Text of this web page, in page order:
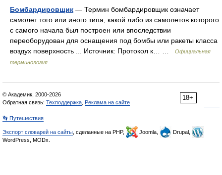
Бомбардировщик — Термин бомбардировщик означает
самолет того или иного типа, какой либо из самолетов которого
с самого начала был построен или впоследствии
переоборудован для оснащения под бомбы или ракеты класса
воздух поверхность ... Источник: Протокол к… …
Официальная
терминология
18+
© Академик, 2000-2026
Обратная связь: Техподдержка Реклама на сайте
👣 Путешествия
Экспорт словарей на сайты , сделанные на PHP, Joomla,
Drupal,
WordPress, MODx.